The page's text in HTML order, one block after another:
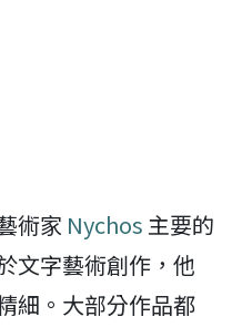
術家 Nychos 主要的
文字藝術創作，他
細。大部分作品都